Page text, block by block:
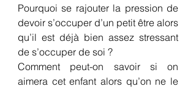
Pourquoi se rajouter la pression de
devoir s’occuper d’un petit être alors
qu’il est déjà bien assez stressant
de s’occuper de soi ?
Comment peut-on savoir si on
aimera cet enfant alors qu’on ne le